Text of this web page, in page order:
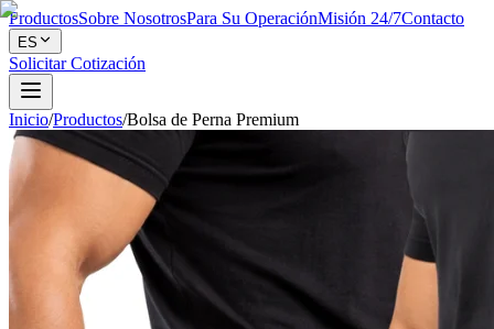
ProductosSobre NosotrosPara Su OperaciónMisión 24/7Contacto
ES
Solicitar Cotización
Inicio/Productos/Bolsa de Perna Premium